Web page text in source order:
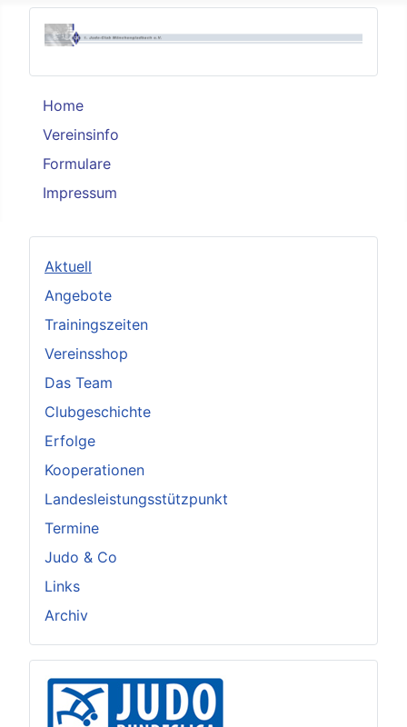
Home
Vereinsinfo
Formulare
Impressum
Aktuell
Angebote
Trainingszeiten
Vereinsshop
Das Team
Clubgeschichte
Erfolge
Kooperationen
Landesleistungsstützpunkt
Termine
Judo & Co
Links
Archiv